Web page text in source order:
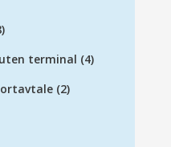
terminal (4)
(2)